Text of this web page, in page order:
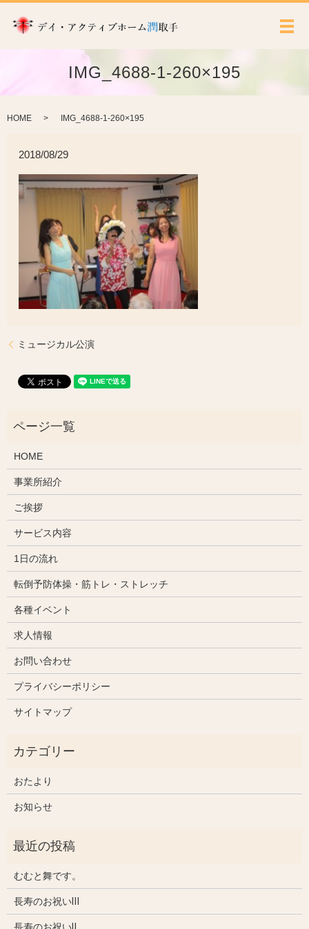
メ
IMG_4688-1-260×195
HOME IMG_4688-1-260×195
2018/08/29
ミュージカル公演
HOME
事業所紹介
ご挨拶
サービス内容
1日の流れ
転倒予防体操・筋トレ・ストレッチ
各種イベント
求人情報
お問い合わせ
プライバシーポリシー
サイトマップ
おたより
お知らせ
むむと舞です。
長寿のお祝いⅢ